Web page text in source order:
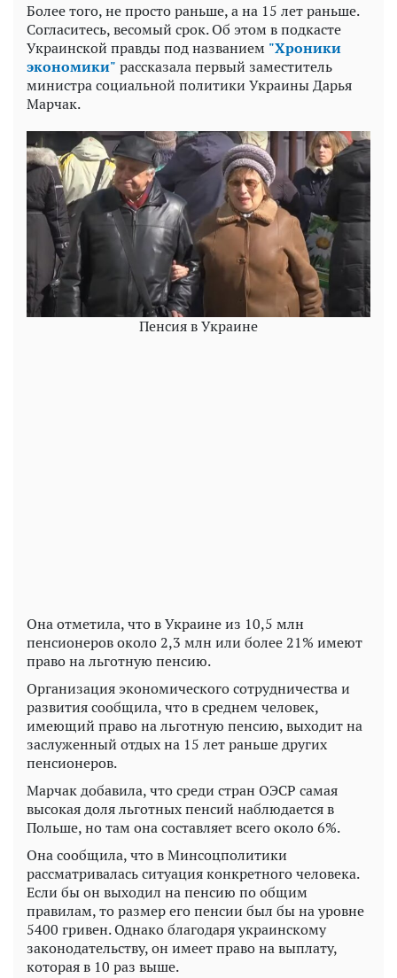
Более того, не просто раньше, а на 15 лет раньше.
Согласитесь, весомый срок. Об этом в подкасте
Украинской правды под названием "Хроники
экономики" рассказала первый заместитель
министра социальной политики Украины Дарья
Марчак.
Пенсия в Украине
Она отметила, что в Украине из 10,5 млн
пенсионеров около 2,3 млн или более 21% имеют
право на льготную пенсию.
Организация экономического сотрудничества и
развития сообщила, что в среднем человек,
имеющий право на льготную пенсию, выходит на
заслуженный отдых на 15 лет раньше других
пенсионеров.
Марчак добавила, что среди стран ОЭСР самая
высокая доля льготных пенсий наблюдается в
Польше, но там она составляет всего около 6%.
Она сообщила, что в Минсоцполитики
рассматривалась ситуация конкретного человека.
Если бы он выходил на пенсию по общим
правилам, то размер его пенсии был бы на уровне
5400 гривен. Однако благодаря украинскому
законодательству, он имеет право на выплату,
которая в 10 раз выше.